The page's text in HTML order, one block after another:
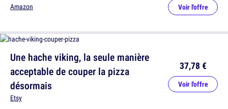
Amazon Voir l'offre
Une hache viking, la seule manière
acceptable de couper la pizza
désormais
Etsy
37,78 €
Voir l'offre